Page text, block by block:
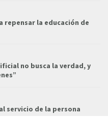
repensar la educación de
no busca la verdad, y
servicio de la persona